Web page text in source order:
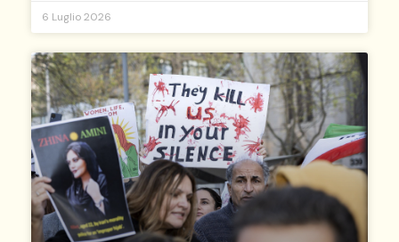
6 Luglio 2026